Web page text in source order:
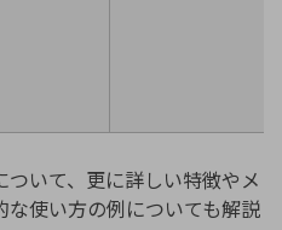
いて、更に詳しい特徴やメ
な使い方の例についても解説